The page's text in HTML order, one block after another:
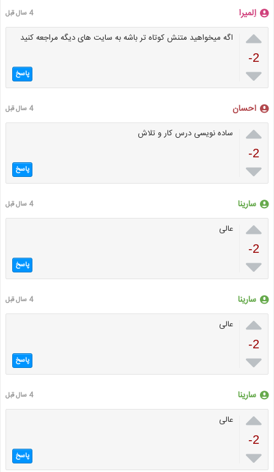
اِلمیرا 4 سال قبل

-2

اگه میخواهید متنش کوتاه تر باشه به سایت های دیگه مراجعه کنید
پاسخ
احسان 4 سال قبل

-2

ساده نویسی درس کار و تلاش
پاسخ
سارینا 4 سال قبل

-2

عالی
پاسخ
سارینا 4 سال قبل

-2

عالی
پاسخ
سارینا 4 سال قبل

-2

عالی
پاسخ